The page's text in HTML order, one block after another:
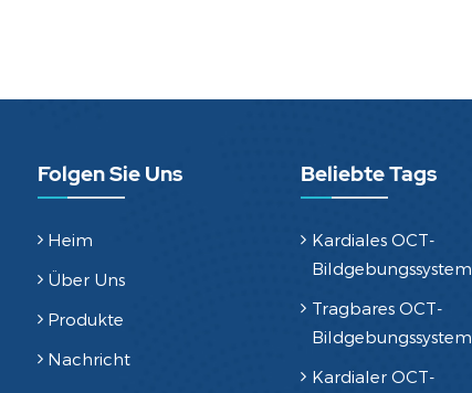
Folgen Sie Uns
Heim
Über Uns
Produkte
Nachricht
Beliebte Tags
Kardiales OCT-
Bildgebungssystem
Tragbares OCT-
Bildgebungssystem
Kardialer OCT-